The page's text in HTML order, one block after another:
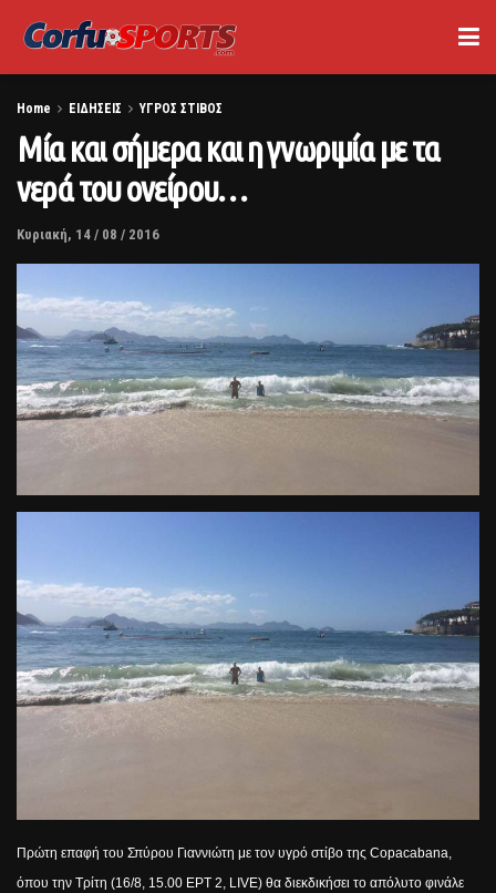
Home ΕΙΔΗΣΕΙΣ ΥΓΡΟΣ ΣΤΙΒΟΣ
Μία και σήμερα και η γνωριμία με τα
νερά του ονείρου…
Κυριακή, 14 / 08 / 2016
Πρώτη επαφή του Σπύρου Γιαννιώτη με τον υγρό στίβο της Copacabana,
όπου την Τρίτη (16/8, 15.00 EΡΤ 2, LIVE) θα διεκδικήσει το απόλυτο φινάλε